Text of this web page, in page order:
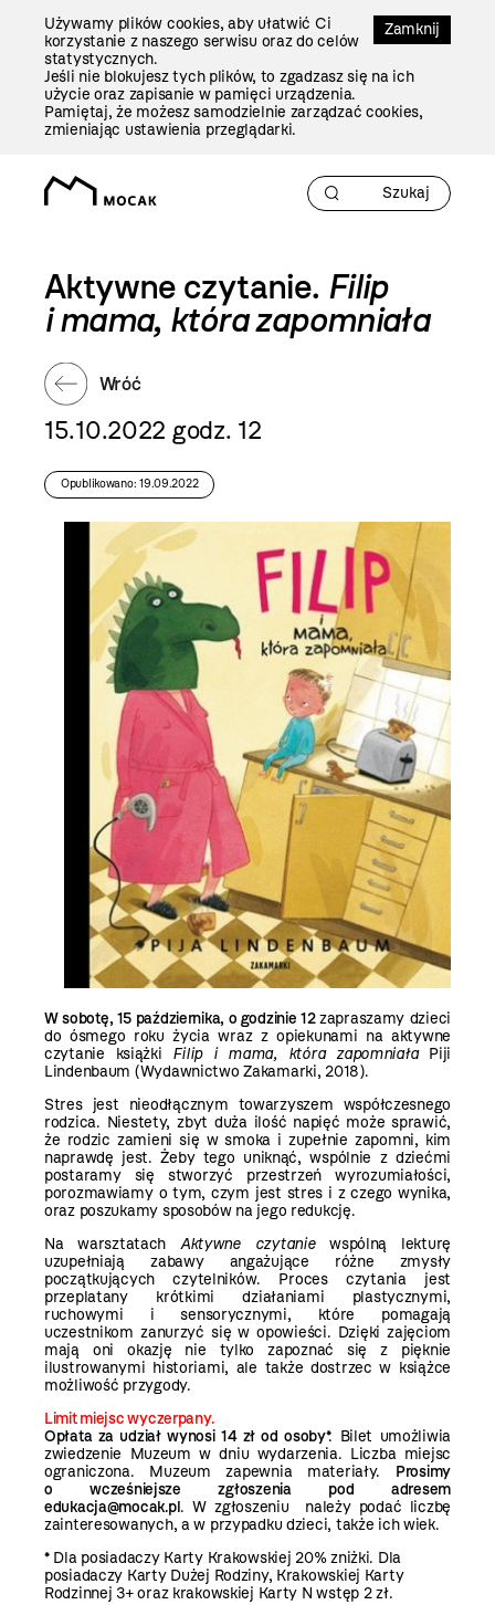
Zamknij
Używamy plików cookies, aby ułatwić Ci
korzystanie z naszego serwisu oraz do celów
statystycznych.
Jeśli nie blokujesz tych plików, to zgadzasz się na ich
użycie oraz zapisanie w pamięci urządzenia.
Pamiętaj, że możesz samodzielnie zarządzać cookies,
zmieniając ustawienia przeglądarki.
Aktywne czytanie. Filip
i mama, która zapomniała
Wróć
15.10.2022 godz. 12
Opublikowano: 19.09.2022
W sobotę, 15 października, o godzinie 12z­­apraszamy dzieci
do ósmego roku życia wraz z opiekunami na aktywne
czytanie książki Filip i mama, która zapomniałaPiji
Lindenbaum (Wydawnictwo Zakamarki, 2018).
Stres jest nieodłącznym towarzyszem współczesnego
rodzica. Niestety, zbyt duża ilość napięć może sprawić,
że rodzic zamieni się w smoka i zupełnie zapomni, kim
naprawdę jest. Żeby tego uniknąć, wspólnie z dziećmi
postaramy się stworzyć przestrzeń wyrozumiałości,
porozmawiamy o tym, czym jest stres i z czego wynika,
oraz poszukamy sposobów na jego redukcję.
Na warsztatach Aktywne czytaniewspólną lekturę
uzupełniają zabawy angażujące różne zmysły
początkujących czytelników. Proces czytania jest
przeplatany krótkimi działaniami plastycznymi,
ruchowymi i sensorycznymi, które pomagają
uczestnikom zanurzyć się w opowieści. Dzięki zajęciom
mają oni okazję nie tylko zapoznać się z pięknie
ilustrowanymi historiami, ale także dostrzec w książce
możliwość przygody.
Limit miejsc wyczerpany.
Opłata za udział wynosi 14 zł od osoby*. Bilet umożliwia
zwiedzenie Muzeum w dniu wydarzenia. Liczba miejsc
ograniczona. Muzeum zapewnia materiały. Prosimy
o wcześniejsze zgłoszenia pod adresem
edukacja@mocak.pl. W zgłoszeniu należy podać liczbę
zainteresowanych, a w przypadku dzieci, także ich wiek.
* Dla posiadaczy Karty Krakowskiej 20% zniżki. Dla
posiadaczy Karty Dużej Rodziny, Krakowskiej Karty
Rodzinnej 3+ oraz krakowskiej Karty N wstęp 2 zł.